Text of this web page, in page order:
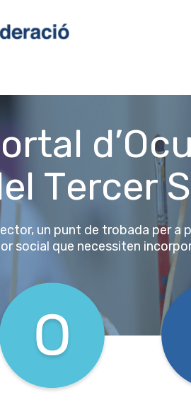
ortal d’O
TercerS
un punt de trobada per
social que necessiten